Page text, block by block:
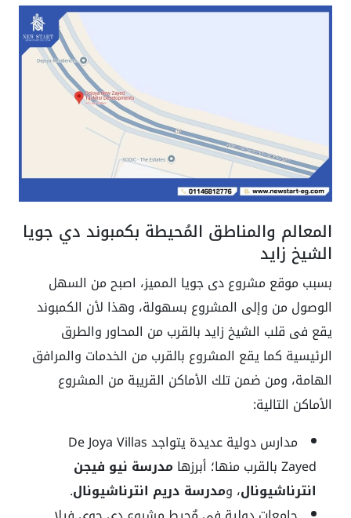
المعالم والمناطق المُحيطة بكمبوند دي جويا
الشيخ زايد
بسبب موقع مشروع دى جويا المميز، اصبح من السهل
الوصول من وإلى المشروع بسهولة، وهذا لأن الكمبوند
يقع فى قلب الشيخ زايد بالقرب من المحاور والطرق
الرئيسية كما يقع المشروع بالقرب من الخدمات والمرافق
الهامة، ومن ضمن تلك الأماكن القريبة من المشروع
الأماكن التالية:
مدارس دولية عديدة يتواجد De Joya Villas
Zayed بالقرب منها؛ أبرزها
مدرسة نيو فيجن
انترناشيونال، ومدرسة دريم انترناشيونال.